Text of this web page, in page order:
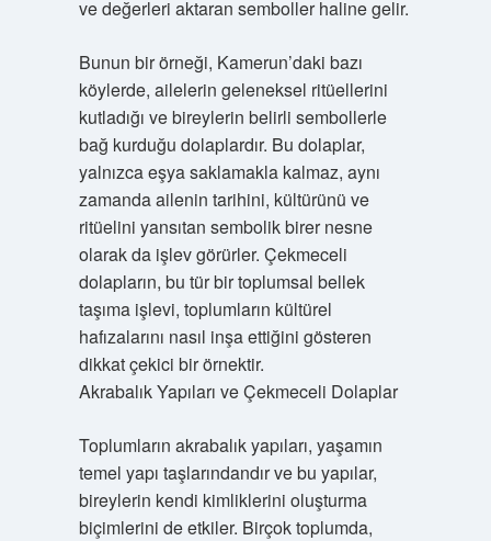
ve değerleri aktaran semboller haline gelir.
Bunun bir örneği, Kamerun’daki bazı
köylerde, ailelerin geleneksel ritüellerini
kutladığı ve bireylerin belirli sembollerle
bağ kurduğu dolaplardır. Bu dolaplar,
yalnızca eşya saklamakla kalmaz, aynı
zamanda ailenin tarihini, kültürünü ve
ritüelini yansıtan sembolik birer nesne
olarak da işlev görürler. Çekmeceli
dolapların, bu tür bir toplumsal bellek
taşıma işlevi, toplumların kültürel
hafızalarını nasıl inşa ettiğini gösteren
dikkat çekici bir örnektir.
Akrabalık Yapıları ve Çekmeceli Dolaplar
Toplumların akrabalık yapıları, yaşamın
temel yapı taşlarındandır ve bu yapılar,
bireylerin kendi kimliklerini oluşturma
biçimlerini de etkiler. Birçok toplumda,